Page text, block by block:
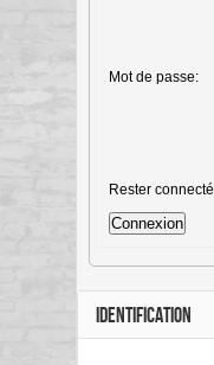
Mot de passe:
Rester connecté
Connexion
IDENTIFICATION